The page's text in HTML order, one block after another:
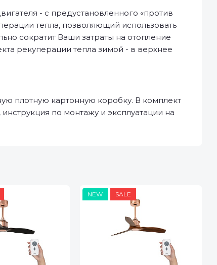
- с предустановленного «против
тепла, позволяющий использовать
сократит Ваши затраты на отопление
рекуперации тепла зимой - в верхнее
плотную картонную коробку. В комплект
по монтажу и эксплуатации на
NEW SALE